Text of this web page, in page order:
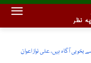
نظر
آگاہ ہیں، علی نواز اعوان